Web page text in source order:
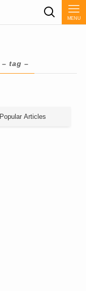
MENU
– tag –
Popular Articles